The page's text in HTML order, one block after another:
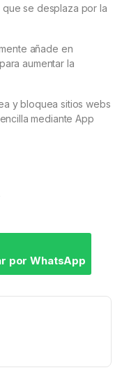
se desplaza por la
añade en
aumentar la
y bloquea sitios webs
mediante App
por WhatsApp